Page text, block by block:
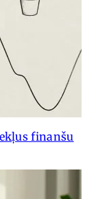
finanšu